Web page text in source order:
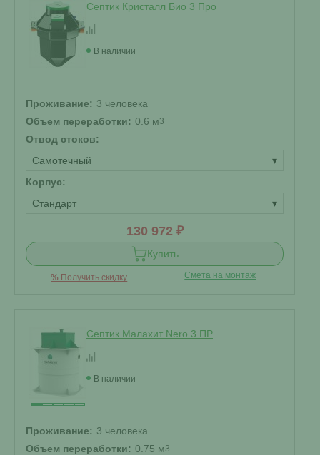
Септик Кристалл Био 3 Про
В наличии
Проживание: 3 человека
Объем переработки: 0.6 м3
Отвод стоков:
Самотечный
▾
Корпус:
Стандарт
▾
130 972 ₽
Купить
% Получить скидку Смета на монтаж
Септик Малахит Nero 3 ПР
В наличии
Проживание: 3 человека
Объем переработки: 0.75 м3